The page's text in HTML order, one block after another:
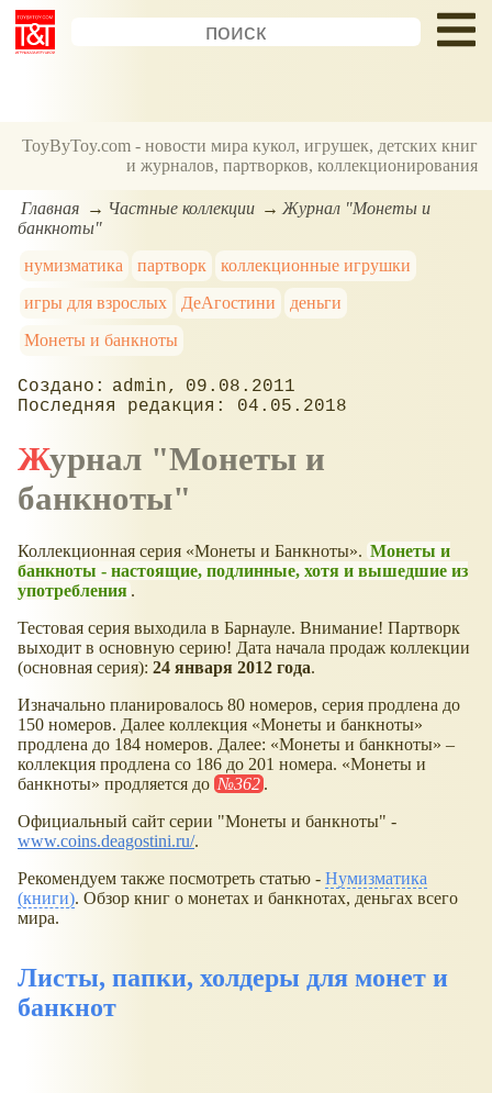
ToyByToy.com - новости мира кукол, игрушек, детских книг
и журналов, партворков, коллекционирования
Главная Частные коллекции
Журнал "Монеты и
банкноты"
нумизматика
партворк
коллекционные игрушки
игры для взрослых
ДеАгостини
деньги
Монеты и банкноты
admin
09.08.2011
04.05.2018
Журнал "Монеты и
банкноты"
Коллекционная серия Монеты и Банкноты . Монеты и
банкноты - настоящие, подлинные, хотя и вышедшие из
употребления .
Тестовая серия выходила в Барнауле. Внимание! Партворк
выходит в основную серию! Дата начала продаж коллекции
(основная серия): 24 января 2012 года.
Изначально планировалось 80 номеров, серия продлена до
150 номеров. Далее коллекция
Монеты и банкноты
продлена до 184 номеров. Далее:
Монеты и банкноты
–
коллекция продлена со 186 до 201 номера. «Монеты и
банкноты» продляется до №362 .
Официальный сайт серии "Монеты и банкноты" -
www.coins.deagostini.ru/.
Рекомендуем также посмотреть статью - Нумизматика
(книги). Обзор книг о монетах и банкнотах, деньгах всего
мира.
Листы, папки, холдеры для монет и
банкнот